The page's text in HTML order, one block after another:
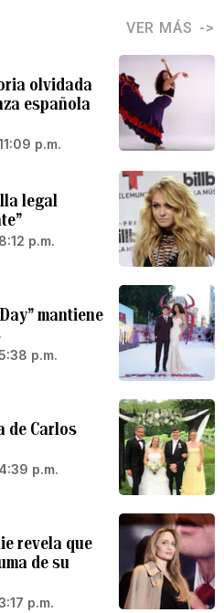
VER MÁS
olvidada
española
p.m.
legal
p.m.
mantiene
p.m.
de Carlos
p.m.
revela que
de su
p.m.